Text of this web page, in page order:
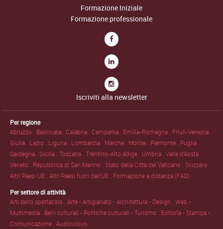
Formazione Iniziale
Formazione professionale
Iscriviti alla newsletter
Per regione
Abruzzo . Basilicata .Calabria .Campania . Emilia-Romagna . Friuli-Venezia
Giulia . Lazio . Liguria . Lombardia . Marche . Molise . Piemonte . Puglia .
Sardegna . Sicilia .Toscana .Trentino-Alto Adige . Umbria .Valle d'Aosta .
Veneto . Repubblica di San Marino . Stato della Città del Vaticano . Svizzera .
Altri Paesi UE .Altri Paesi fuori dall'UE . Formazione a distanza (FAD) .
Per settore di attività
Arti dello spettacolo .Arte • Artigianato • Architettura • Design .Web •
Multimedia . Beni culturali • Politiche culturali • Turismo . Editoria • Stampa •
Comunicazione .Audiovisivo .